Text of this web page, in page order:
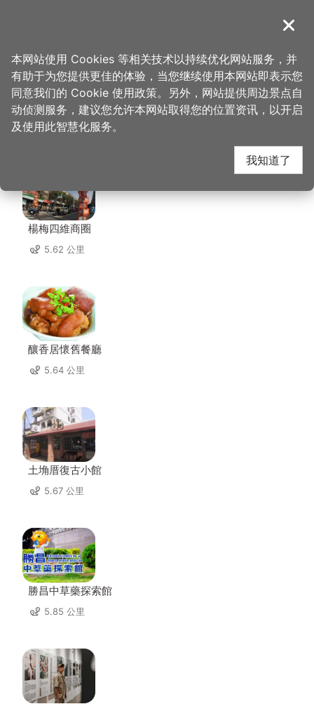
導覽
首页 > 想去的地方 > 美食、购物 > 华川宴餐饮店
华川宴餐饮店 周边店家
楊梅四維商圈
5.62 公里
釀香居懷舊餐廳
5.64 公里
土埆厝復古小館
5.67 公里
勝昌中草藥探索館
5.85 公里
关闭
本网站使用 Cookies 等相关技术以持续优化网站服务，并
有助于为您提供更佳的体验，当您继续使用本网站即表示您
同意我们的 Cookie 使用政策。另外，网站提供周边景点自
动侦测服务，建议您允许本网站取得您的位置资讯，以开启
及使用此智慧化服务。
我知道了